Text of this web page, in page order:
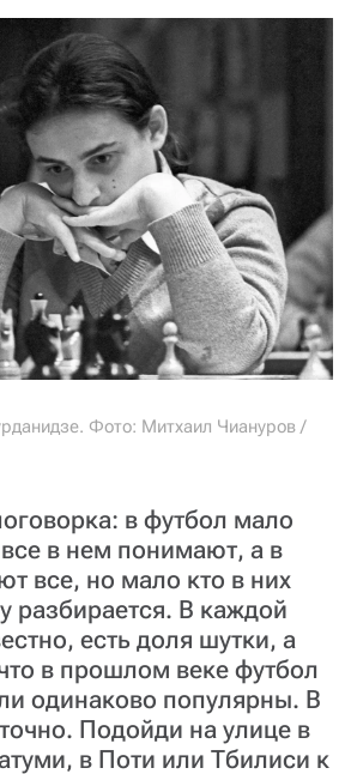
Фото: Митхаил Чиануров /
в футбол мало
все в нем понимают, а в
все, но мало кто в них
разбирается. В каждой
есть доля шутки, а
в прошлом веке футбол
одинаково популярны. В
Подойди на улице в
в Поти или Тбилиси к
соучастником»,
и подтверждаю свое гражданство РФ
СОУЧАСТНИКОМ
С ДРУЗЬЯМИ
пишите donate@novayagazeta.ruили